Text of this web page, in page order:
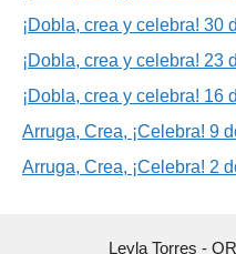
¡Dobla, crea y celebra! 30
¡Dobla, crea y celebra! 23
¡Dobla, crea y celebra! 16
Arruga, Crea, ¡Celebra! 9
Arruga, Crea, ¡Celebra! 2
Leyla Torres -